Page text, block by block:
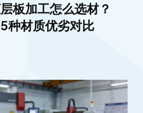
板加工怎么选材？
种材质优劣对比